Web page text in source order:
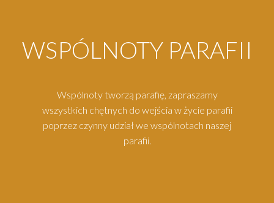
WSPÓLNOTY PARAFII
Wspólnoty tworzą parafię, zapraszamy
wszystkich chętnych do wejścia w życie parafii
poprzez czynny udział we wspólnotach naszej
parafii.